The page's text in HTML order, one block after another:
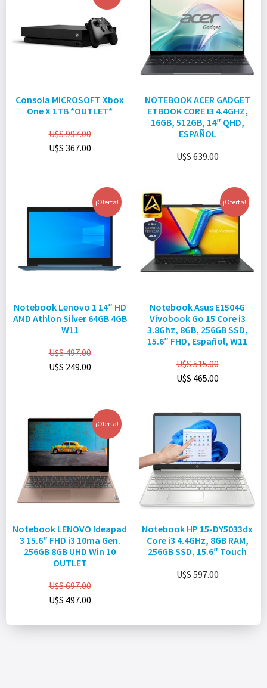
Consola MICROSOFT Xbox
One X 1TB *OUTLET*
U$S997.00
U$S 367.00
NOTEBOOK ACER GADGET
ETBOOK CORE I3 4.4GHZ,
16GB, 512GB, 14″ QHD,
ESPAÑOL
U$S 639.00
¡Oferta!
Notebook Lenovo 1 14″ HD
AMD Athlon Silver 64GB 4GB
W11
U$S497.00
U$S 249.00
¡Oferta!
Notebook Asus E1504G
Vivobook Go 15 Core i3
3.8Ghz, 8GB, 256GB SSD,
15.6″ FHD, Español, W11
U$S515.00
U$S 465.00
¡Oferta!
Notebook LENOVO Ideapad
3 15.6″ FHD i3 10ma Gen.
256GB 8GB UHD Win 10
OUTLET
U$S697.00
U$S 497.00
Notebook HP 15-DY5033dx
Core i3 4.4GHz, 8GB RAM,
256GB SSD, 15.6″ Touch
U$S 597.00